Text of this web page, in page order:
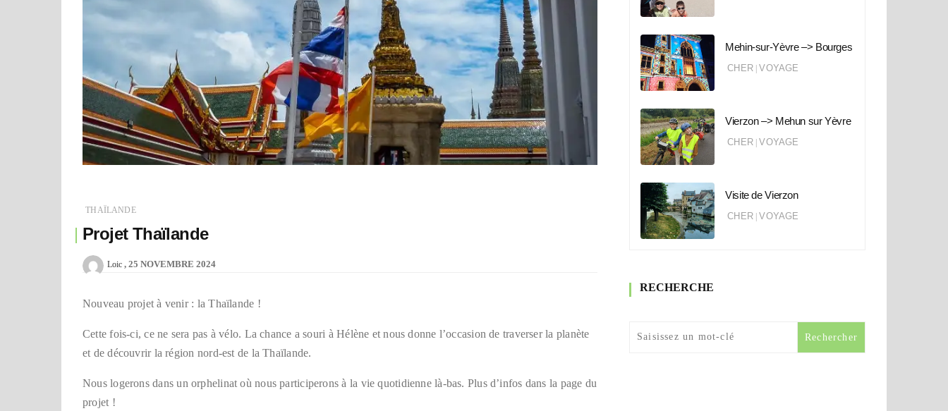
THAÏLANDE
Projet Thaïlande
Loic 25 NOVEMBRE 2024
Nouveau projet à venir : la Thaïlande !
Cette fois-ci, ce ne sera pas à vélo. La chance a souri à Hélène et nous donne l’occasion de traverser la planète
et de découvrir la région nord-est de la Thaïlande.
Nous logerons dans un orphelinat où nous participerons à la vie quotidienne là-bas. Plus d’infos dans la page du
projet !
Mehin-sur-Yèvre –> Bourges
CHER VOYAGE
Vierzon –> Mehun sur Yèvre
CHER VOYAGE
Visite de Vierzon
CHER VOYAGE
RECHERCHE